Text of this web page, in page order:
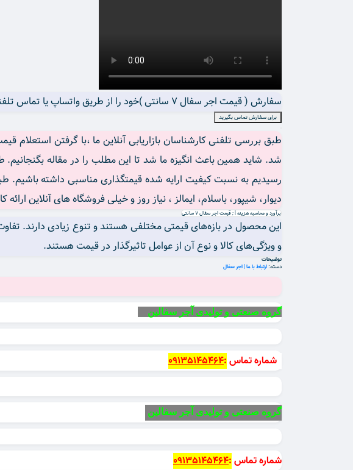
سفارش ( قیمت اجر سفال 7 سانتی )خود را از طریق واتساپ یا تماس تلفنی به کارشناسان فروش ما اعلام کنید.
برای سفارش تماس بگیرید
طبق بررسی تلفنی کارشناسان بازاریابی آنلاین ما ،با گرفتن
رسیدیم به نسبت کیفیت ارايه شده قیمتگذاری مناسبی داشته
دیوار، شیپور، باسلام، ایمالز ، نیاز روز و خیلی فروشگاه های آنلاین
برآورد و محاسبه هزینه | ; قیمت اجر سفال 7 سانتی
این محصول در بازه‌های قیمتی مختلفی هستند و تنوع زیادی دارند.
و ویژگی‌های کالا و نوع آن از عوامل تاثیرگذار در قیمت هستند.
توضیحات
دسته: ارتباط با ما | اجر سفال
گروه صنعتی و تولیدی آجر سفالین
شماره تماس:
09135145464
گروه صنعتی و تولیدی آجر سفالین
شماره تماس:
09135145464